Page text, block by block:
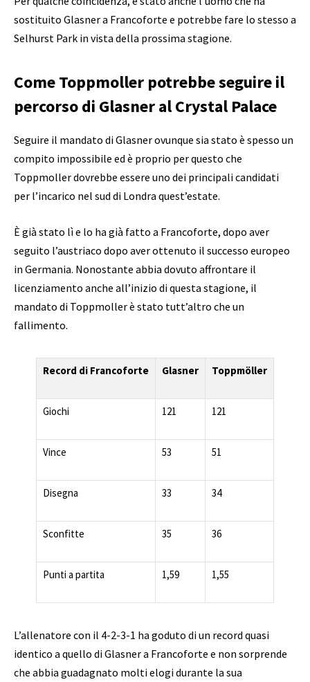
sostituito Glasner a Francoforte e potrebbe fare lo stesso a
Selhurst Park in vista della prossima stagione.
Come Toppmoller potrebbe seguire il
percorso di Glasner al Crystal Palace
Seguire il mandato di Glasner ovunque sia stato è spesso un
compito impossibile ed è proprio per questo che
Toppmoller dovrebbe essere uno dei principali candidati
per l’incarico nel sud di Londra quest’estate.
È già stato lì e lo ha già fatto a Francoforte, dopo aver
seguito l’austriaco dopo aver ottenuto il successo europeo
in Germania. Nonostante abbia dovuto affrontare il
licenziamento anche all’inizio di questa stagione, il
mandato di Toppmoller è stato tutt’altro che un
fallimento.
Record di Francoforte Glasner Toppmöller
Giochi 121 121
Vince 53 51
Disegna 33 34
Sconfitte 35 36
Punti a partita 1,59 1,55
L’allenatore con il 4-2-3-1 ha goduto di un record quasi
identico a quello di Glasner a Francoforte e non sorprende
che abbia guadagnato molti elogi durante la sua